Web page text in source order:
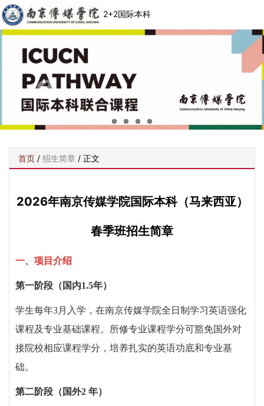
2+2国际本科
首页 / 招生简章 / 正文
2026年南京传媒学院国际本科（马来西亚）
春季班招生简章
一、 项目介绍
第一阶段（国内1.5年）
学生每年3月入学，在南京传媒学院全日制学习英语强化
课程及专业基础课程。所修专业课程学分可豁免国外对
接院校相应课程学分，培养扎实的英语功底和专业基
础。
第二阶段（国外2 年）